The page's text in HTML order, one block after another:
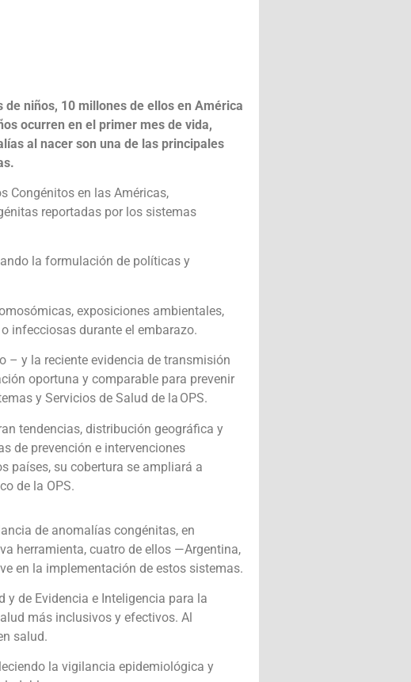
niños, 10 millones de ellos en América
ocurren en el primer mes de vida,
al nacer son una de las principales
Congénitos en las Américas,
reportadas por los sistemas
la formulación de políticas y
exposiciones ambientales,
infecciosas durante el embarazo.
– y la reciente evidencia de transmisión
oportuna y comparable para prevenir
y Servicios de Salud de la OPS.
tendencias, distribución geográfica y
de prevención e intervenciones
países, su cobertura se ampliará a
de la OPS.
de anomalías congénitas, en
herramienta, cuatro de ellos —Argentina,
en la implementación de estos sistemas.
de Evidencia e Inteligencia para la
más inclusivos y efectivos. Al
salud.
la vigilancia epidemiológica y